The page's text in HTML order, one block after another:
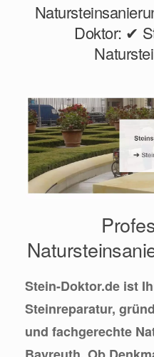
Doktor: ✔
Stein-Doktor.de ist
Steinreparatur,
und fachgerechte